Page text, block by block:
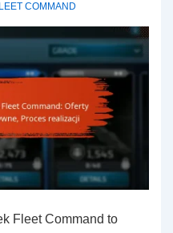
COMMAND
Fleet Command to